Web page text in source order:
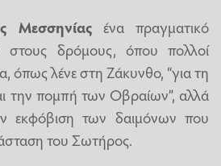
Μεσσηνίαςένα πραγματικό
στους δρόμους, όπου πολλοί
όπως λένε στη Ζάκυνθο, “για τη
την πομπή των Οβραίων”, αλλά
εκφόβιση των δαιμόνων που
του Σωτήρος.